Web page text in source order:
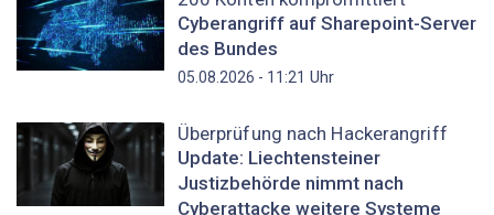
Cyberangriff auf Sharepoint-Server
des Bundes
05.08.2026 - 11:21 Uhr
Überprüfung nach Hackerangriff
Update: Liechtensteiner
Justizbehörde nimmt nach
Cyberattacke weitere Systeme